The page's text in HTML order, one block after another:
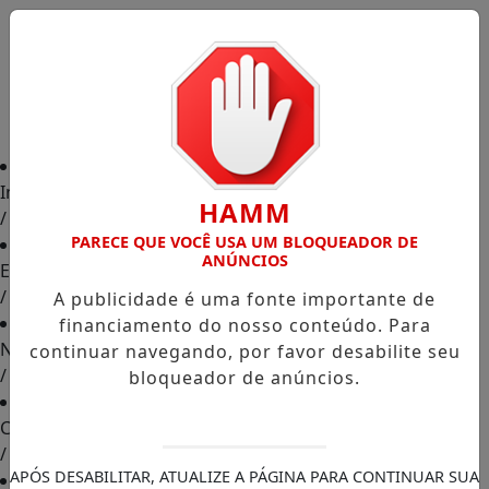
Início
/
Edições
/
Notícias
/
Contato
/
HAMM
PARECE QUE VOCÊ USA UM BLOQUEADOR DE
ANÚNCIOS
A publicidade é uma fonte importante de
financiamento do nosso conteúdo. Para
continuar navegando, por favor desabilite seu
bloqueador de anúncios.
APÓS DESABILITAR, ATUALIZE A PÁGINA PARA CONTINUAR SUA